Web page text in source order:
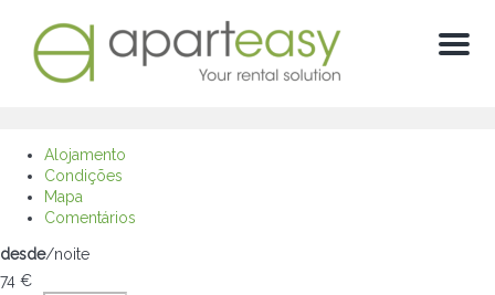
Menú
Alojamento
Condições
Mapa
Comentários
desde/noite
74 €